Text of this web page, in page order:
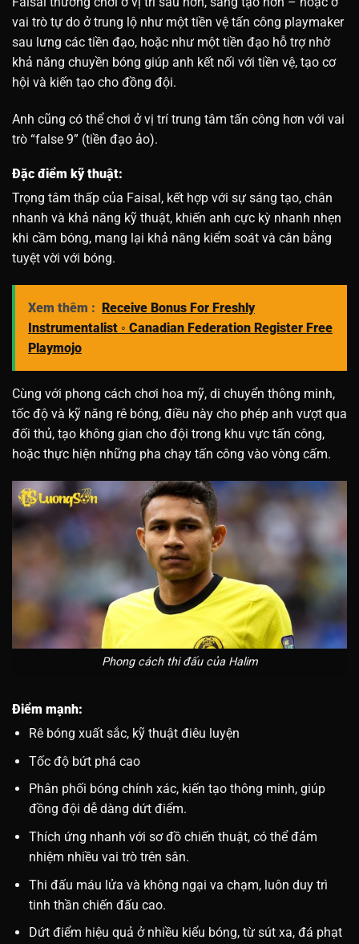
vai trò tự do ở trung lộ như một tiền vệ tấn công playmaker
sau lưng các tiền đạo, hoặc như một tiền đạo hỗ trợ nhờ
khả năng chuyền bóng giúp anh kết nối với tiền vệ, tạo cơ
hội và kiến tạo cho đồng đội.
Anh cũng có thể chơi ở vị trí trung tâm tấn công hơn với vai
trò “false 9” (tiền đạo ảo).
Đặc điểm kỹ thuật:
Trọng tâm thấp của Faisal, kết hợp với sự sáng tạo, chân
nhanh và khả năng kỹ thuật, khiến anh cực kỳ nhanh nhẹn
khi cầm bóng, mang lại khả năng kiểm soát và cân bằng
tuyệt vời với bóng.
Xem thêm : Receive Bonus For Freshly
Instrumentalist ◦ Canadian Federation Register Free
Playmojo
Cùng với phong cách chơi hoa mỹ, di chuyển thông minh,
tốc độ và kỹ năng rê bóng, điều này cho phép anh vượt qua
đối thủ, tạo không gian cho đội trong khu vực tấn công,
hoặc thực hiện những pha chạy tấn công vào vòng cấm.
Phong cách thi đấu của Halim
Điểm mạnh:
Rê bóng xuất sắc, kỹ thuật điêu luyện
Tốc độ bứt phá cao
Phân phối bóng chính xác, kiến tạo thông minh, giúp
đồng đội dễ dàng dứt điểm.
Thích ứng nhanh với sơ đồ chiến thuật, có thể đảm
nhiệm nhiều vai trò trên sân.
Thi đấu máu lửa và không ngại va chạm, luôn duy trì
tinh thần chiến đấu cao.
Dứt điểm hiệu quả ở nhiều kiểu bóng, từ sút xa, đá phạt